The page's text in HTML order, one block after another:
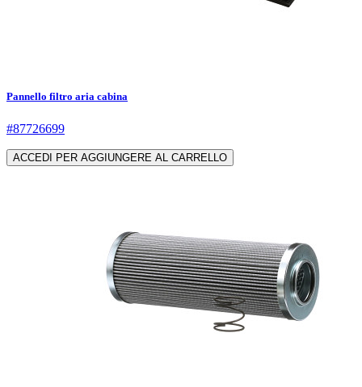
Pannello filtro aria cabina
#87726699
ACCEDI PER AGGIUNGERE AL CARRELLO